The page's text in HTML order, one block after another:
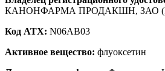
КАНОНФАРМА ПРОДАКШН, ЗАО
Код ATX: N06AB03
Активное вещество: флуоксетин